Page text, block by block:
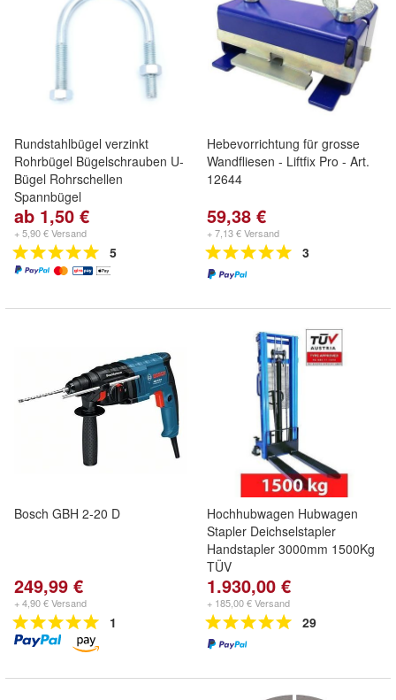
Rundstahlbügel verzinkt
Rohrbügel Bügelschrauben U-
Bügel Rohrschellen
Spannbügel
ab 1,50 €
+ 5,90 € Versand
5
Hebevorrichtung für grosse
Wandfliesen - Liftfix Pro - Art.
12644
59,38 €
+ 7,13 € Versand
3
Bosch GBH 2-20 D
249,99 €
+ 4,90 € Versand
1
Hochhubwagen Hubwagen
Stapler Deichselstapler
Handstapler 3000mm 1500Kg
TÜV
1.930,00 €
+ 185,00 € Versand
29